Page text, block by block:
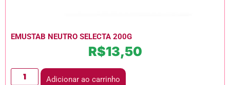
EMUSTAB NEUTRO SELECTA 200G
R$13,50
Adicionar ao carrinho